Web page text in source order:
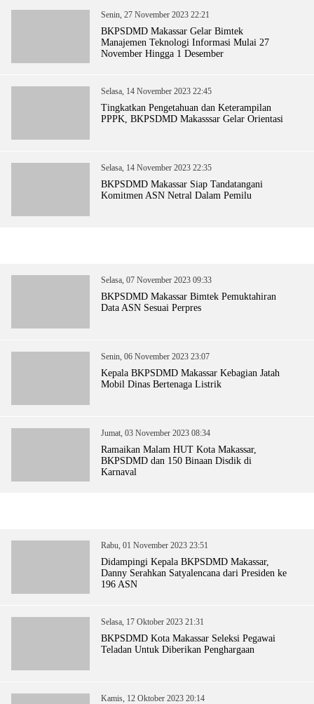
Senin, 27 November 2023 22:21
BKPSDMD Makassar Gelar Bimtek
Manajemen Teknologi Informasi Mulai 27
November Hingga 1 Desember
Selasa, 14 November 2023 22:45
Tingkatkan Pengetahuan dan Keterampilan
PPPK, BKPSDMD Makasssar Gelar Orientasi
Selasa, 14 November 2023 22:35
BKPSDMD Makassar Siap Tandatangani
Komitmen ASN Netral Dalam Pemilu
Selasa, 07 November 2023 09:33
BKPSDMD Makassar Bimtek Pemuktahiran
Data ASN Sesuai Perpres
Senin, 06 November 2023 23:07
Kepala BKPSDMD Makassar Kebagian Jatah
Mobil Dinas Bertenaga Listrik
Jumat, 03 November 2023 08:34
Ramaikan Malam HUT Kota Makassar,
BKPSDMD dan 150 Binaan Disdik di
Karnaval
Rabu, 01 November 2023 23:51
Didampingi Kepala BKPSDMD Makassar,
Danny Serahkan Satyalencana dari Presiden ke
196 ASN
Selasa, 17 Oktober 2023 21:31
BKPSDMD Kota Makassar Seleksi Pegawai
Teladan Untuk Diberikan Penghargaan
Kamis, 12 Oktober 2023 20:14